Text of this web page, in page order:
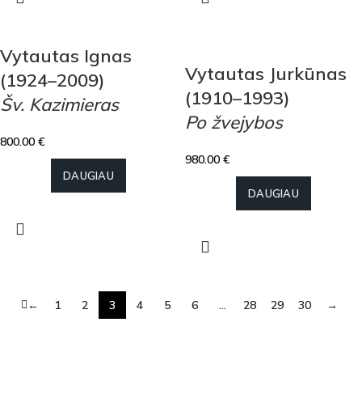
Vytautas Ignas
(1924–2009)
Šv. Kazimieras
800.00 €
DAUGIAU
Vytautas Jurkūnas
(1910–1993)
Po žvejybos
980.00 €
DAUGIAU
← 1 2 3 4 5 6 … 28 29 30 →